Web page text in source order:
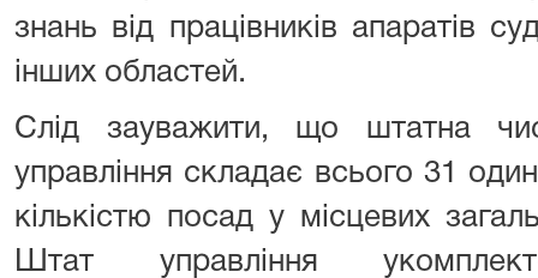
знань від працівників апаратів
інших областей.
Слід зауважити, що штатна
управління складає всього 31
кількістю посад у місцевих
Штат управління